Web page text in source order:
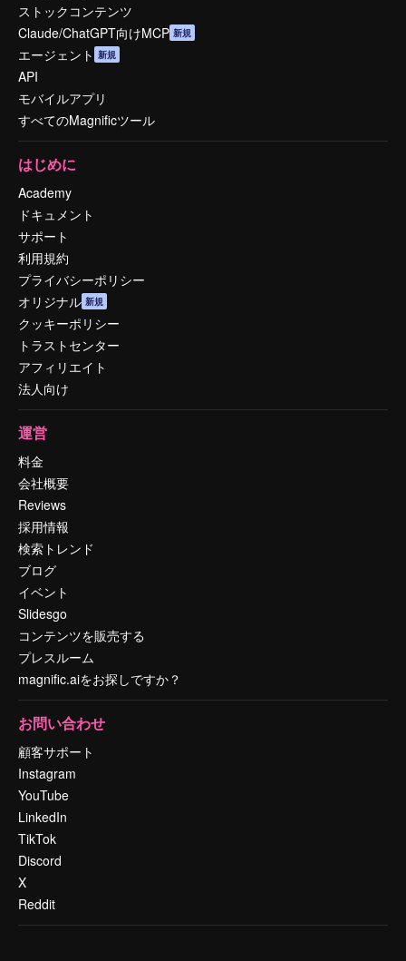
ストックコンテンツ
Claude/ChatGPT向けMCP 新規
エージェント 新規
API
モバイルアプリ
すべてのMagnificツール
はじめに
Academy
ドキュメント
サポート
利用規約
プライバシーポリシー
オリジナル 新規
クッキーポリシー
トラストセンター
アフィリエイト
法人向け
運営
料金
会社概要
Reviews
採用情報
検索トレンド
ブログ
イベント
Slidesgo
コンテンツを販売する
プレスルーム
magnific.aiをお探しですか？
お問い合わせ
顧客サポート
Instagram
YouTube
LinkedIn
TikTok
Discord
X
Reddit